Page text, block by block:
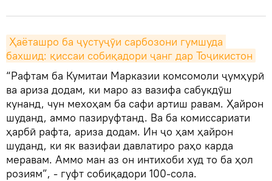
Ҳаёташро ба ҷустуҷӯи сарбозони гумшуда
бахшид: қиссаи собиқадори ҷанг дар Тоҷикистон
“Рафтам ба Кумитаи Марказии комсомоли ҷумҳурӣ
ва ариза додам, ки маро аз вазифа сабукдӯш
кунанд, чун мехоҳам ба сафи артиш равам. Ҳайрон
шуданд, аммо пазируфтанд. Ва ба комиссариати
ҳарбӣ рафта, ариза додам. Ин ҷо ҳам ҳайрон
шуданд, ки як вазифаи давлатиро раҳо карда
меравам. Аммо ман аз он интихоби худ то ба ҳол
розиям”, - гуфт собиқадори 100-сола.